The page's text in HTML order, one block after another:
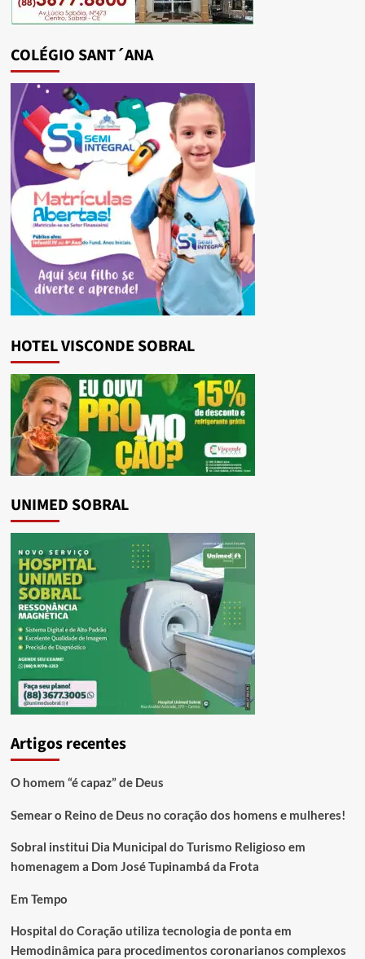
COLÉGIO SANT´ANA
HOTEL VISCONDE SOBRAL
UNIMED SOBRAL
Artigos recentes
O homem “é capaz” de Deus
Semear o Reino de Deus no coração dos homens e mulheres!
Sobral institui Dia Municipal do Turismo Religioso em
homenagem a Dom José Tupinambá da Frota
Em Tempo
Hospital do Coração utiliza tecnologia de ponta em
Hemodinâmica para procedimentos coronarianos complexos